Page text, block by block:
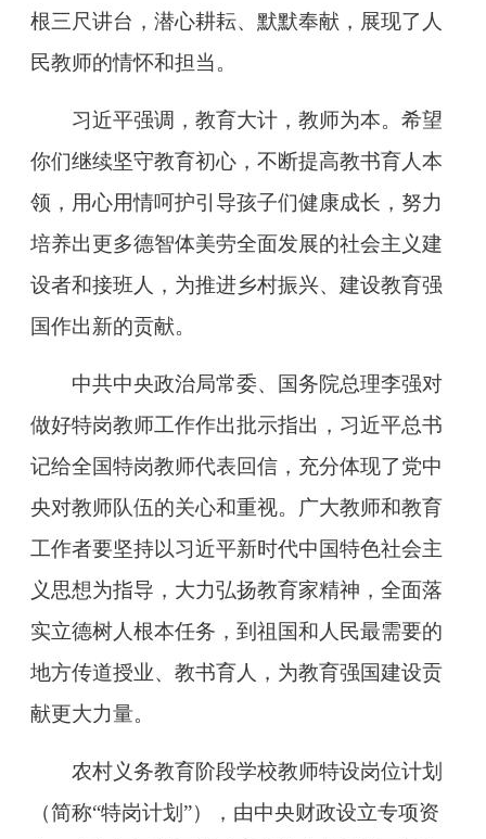
根三尺讲台，潜心耕耘、默默奉献，展现了人
民教师的情怀和担当。
习近平强调，教育大计，教师为本。希望
你们继续坚守教育初心，不断提高教书育人本
领，用心用情呵护引导孩子们健康成长，努力
培养出更多德智体美劳全面发展的社会主义建
设者和接班人，为推进乡村振兴、建设教育强
国作出新的贡献。
中共中央政治局常委、国务院总理李强对
做好特岗教师工作作出批示指出，习近平总书
记给全国特岗教师代表回信，充分体现了党中
央对教师队伍的关心和重视。广大教师和教育
工作者要坚持以习近平新时代中国特色社会主
义思想为指导，大力弘扬教育家精神，全面落
实立德树人根本任务，到祖国和人民最需要的
地方传道授业、教书育人，为教育强国建设贡
献更大力量。
农村义务教育阶段学校教师特设岗位计划
（简称“特岗计划”），由中央财政设立专项资